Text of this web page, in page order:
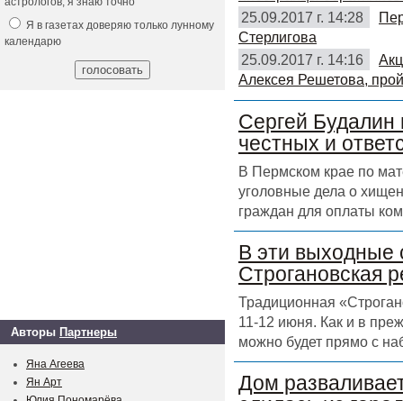
25.09.2017 г. 14:28
Стерлигова
25.09.2017 г. 14:16
Алексея Решетова,
Сергей Будалин
честных и
В Пермском крае по
уголовные дела о
граждан для оплаты
В эти выходные
Строгановская
Традиционная
11-12 июня. Как и в
можно будет прямо с
Дом
Я в газетах доверяю только лунному
календарю
Авторы Партнеры
Яна Агеева
Ян Арт